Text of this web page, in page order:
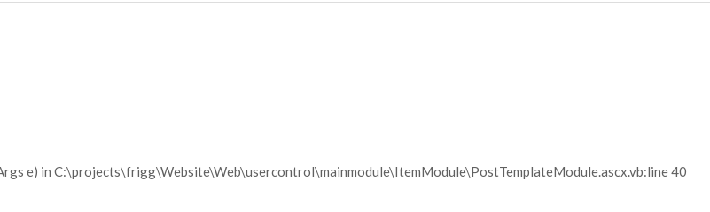
e) in C:\projects\frigg\Website\Web\usercontrol\mainmodule\ItemModule\PostTemplateModule.ascx.vb:line 40